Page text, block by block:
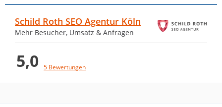
Schild Roth SEO Agentur Köln
Mehr Besucher, Umsatz & Anfragen
5,0 5 Bewertungen